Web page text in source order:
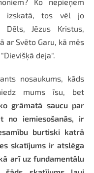
izskatā, tos vēl jo
Jēzus Kristus,
ar Svēto Garu, kā mēs
deja".
nosaukums, kāds
mums īsu, bet
grāmatā saucu par
no iemiesošanās, ir
burtiski katrā
skatījums ir atslēga
arī uz fundamentālu